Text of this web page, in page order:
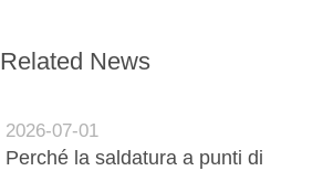
Related News
2026-07-01
Perché la saldatura a punti di